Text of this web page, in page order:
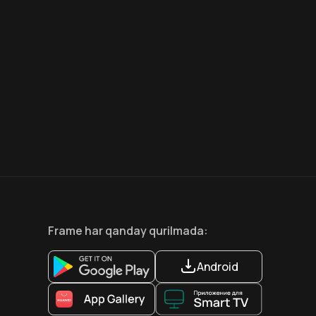
Frame har qanday qurilmada:
Android